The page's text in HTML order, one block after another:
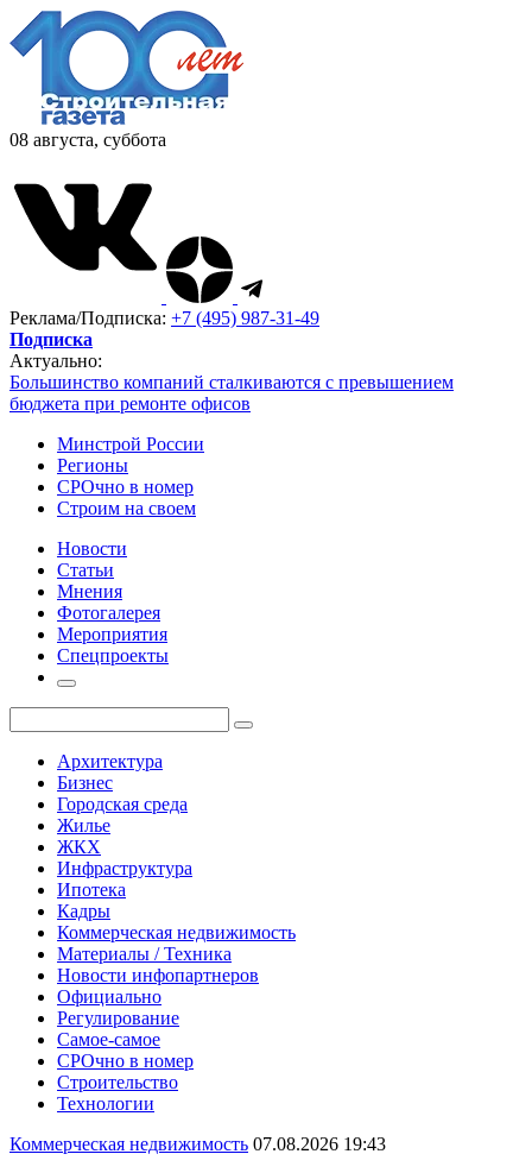
08 августа, суббота
Реклама/Подписка: +7 (495) 987-31-49
Подписка
Актуально:
Большинство компаний сталкиваются с превышением
бюджета при ремонте офисов
Минстрой России
Регионы
СРОчно в номер
Строим на своем
Новости
Статьи
Мнения
Фотогалерея
Мероприятия
Спецпроекты
Архитектура
Бизнес
Городская среда
Жилье
ЖКХ
Инфраструктура
Ипотека
Кадры
Коммерческая недвижимость
Материалы / Техника
Новости инфопартнеров
Официально
Регулирование
Самое-самое
СРОчно в номер
Строительство
Технологии
Коммерческая недвижимость 07.08.2026 19:43